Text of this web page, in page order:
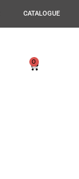
CATALOGUE
0